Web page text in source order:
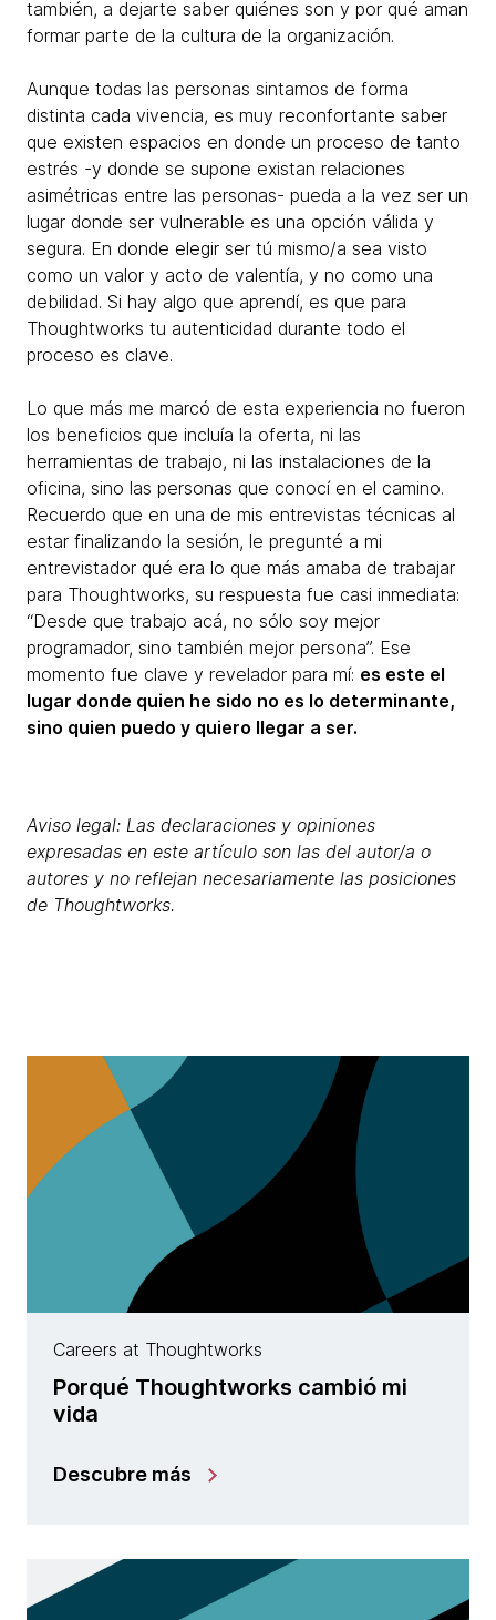
también, a dejarte saber quiénes son y por qué aman
formar parte de la cultura de la organización.
Aunque todas las personas sintamos de forma
distinta cada vivencia, es muy reconfortante saber
que existen espacios en donde un proceso de tanto
estrés -y donde se supone existan relaciones
asimétricas entre las personas- pueda a la vez ser un
lugar donde ser vulnerable es una opción válida y
segura. En donde elegir ser tú mismo/a sea visto
como un valor y acto de valentía, y no como una
debilidad. Si hay algo que aprendí, es que para
Thoughtworks tu autenticidad durante todo el
proceso es clave.
Lo que más me marcó de esta experiencia no fueron
los beneficios que incluía la oferta, ni las
herramientas de trabajo, ni las instalaciones de la
oficina, sino las personas que conocí en el camino.
Recuerdo que en una de mis entrevistas técnicas al
estar finalizando la sesión, le pregunté a mi
entrevistador qué era lo que más amaba de trabajar
para Thoughtworks, su respuesta fue casi inmediata:
“Desde que trabajo acá, no sólo soy mejor
programador, sino también mejor persona”. Ese
momento fue clave y revelador para mí: es este el
lugar donde quien he sido no es lo determinante,
sino quien puedo y quiero llegar a ser.
Aviso legal: Las declaraciones y opiniones
expresadas en este artículo son las del autor/a o
autores y no reflejan necesariamente las posiciones
de Thoughtworks.
Careers at Thoughtworks
Porqué Thoughtworks cambió mi
vida
Descubre más